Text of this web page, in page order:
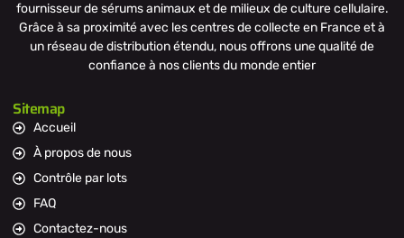
fournisseur de sérums animaux et de milieux de culture cellulaire.
Grâce à sa proximité avec les centres de collecte en France et à
un réseau de distribution étendu, nous offrons une qualité de
confiance à nos clients du monde entier
Sitemap
Accueil
À propos de nous
Contrôle par lots
FAQ
Contactez-nous